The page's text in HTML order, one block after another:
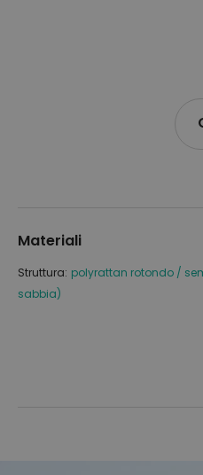
Materiali
Struttura: polyrattan rotondo /
sabbia)